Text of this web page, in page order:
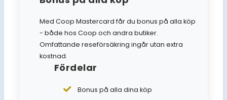
Med Coop Mastercard får du bonus på alla köp
- både hos Coop och andra butiker.
Omfattande reseförsäkring ingår utan extra
kostnad.
Fördelar
Bonus på alla dina köp